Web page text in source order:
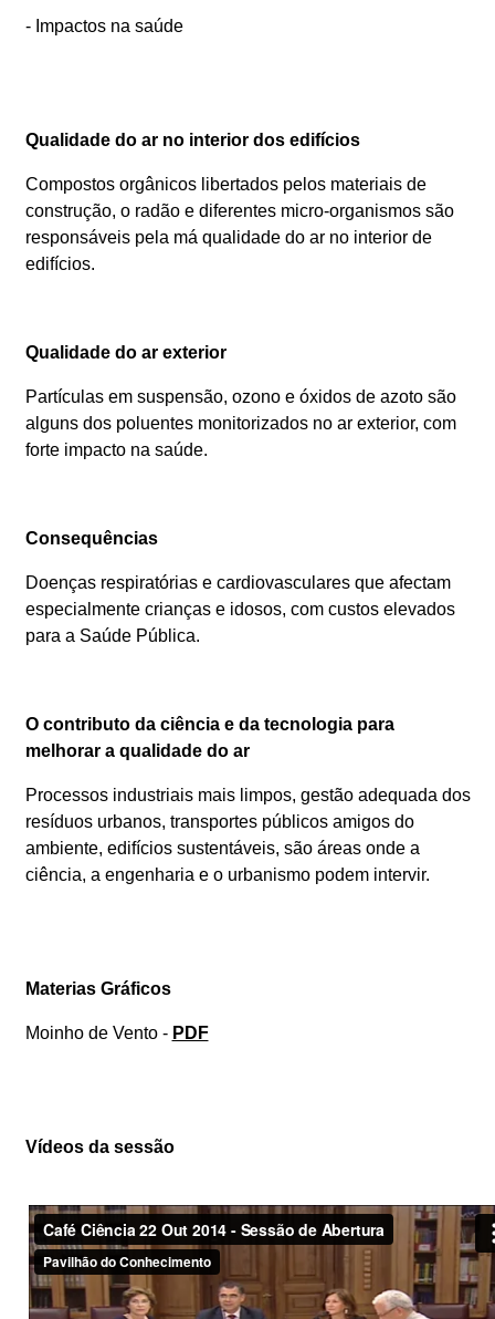
- Impactos na saúde
Qualidade do ar no interior dos edifícios
Compostos orgânicos libertados pelos materiais de
construção, o radão e diferentes micro-organismos são
responsáveis pela má qualidade do ar no interior de
edifícios.
Qualidade do ar exterior
Partículas em suspensão, ozono e óxidos de azoto são
alguns dos poluentes monitorizados no ar exterior, com
forte impacto na saúde.
Consequências
Doenças respiratórias e cardiovasculares que afectam
especialmente crianças e idosos, com custos elevados
para a Saúde Pública.
O contributo da ciência e da tecnologia para
melhorar a qualidade do ar
Processos industriais mais limpos, gestão adequada dos
resíduos urbanos, transportes públicos amigos do
ambiente, edifícios sustentáveis, são áreas onde a
ciência, a engenharia e o urbanismo podem intervir.
Materias Gráficos
Moinho de Vento - PDF
Vídeos da sessão